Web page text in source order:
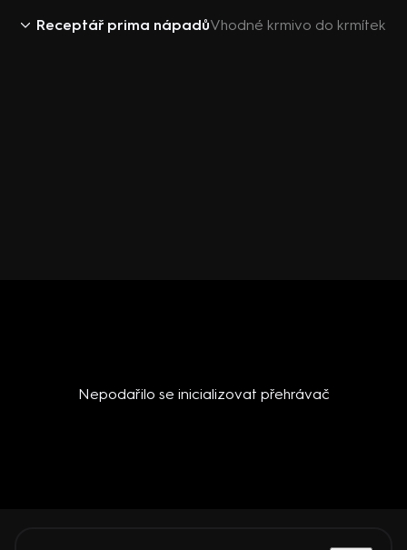
Receptář prima nápadůVhodné krmivo do krmítek
Nepodařilo se inicializovat přehrávač